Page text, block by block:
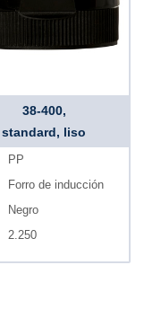
38-400,
standard, liso
PP
Forro de inducción
Negro
2.250